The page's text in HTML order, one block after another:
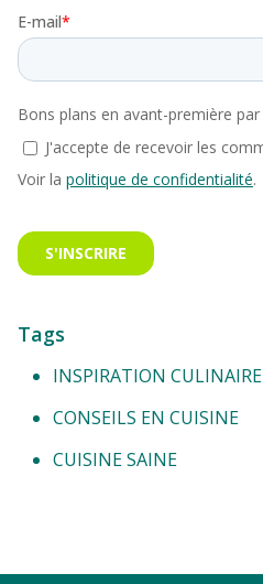
Tags
INSPIRATION CULINAIRE
CONSEILS EN CUISINE
CUISINE SAINE